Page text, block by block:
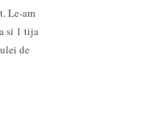
Le-am
si 1 tija
de